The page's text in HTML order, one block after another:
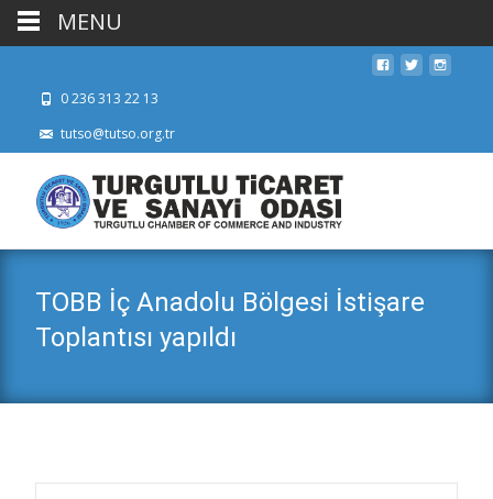
0 236 313 22 13
tutso@tutso.org.tr
TOBB İç Anadolu Bölgesi İstişare
Toplantısı yapıldı
MENU